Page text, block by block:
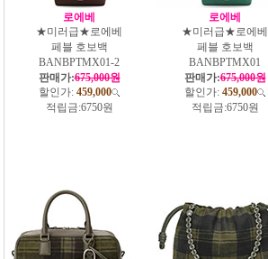
로에베
★미러급★로에베
페블 호보백
BANBPTMX01-2
판매가:675,000원
할인가: 459,000
적립금:6750원
로에베
★미러급★로에베
페블 호보백
BANBPTMX01
판매가:675,000원
할인가: 459,000
적립금:6750원